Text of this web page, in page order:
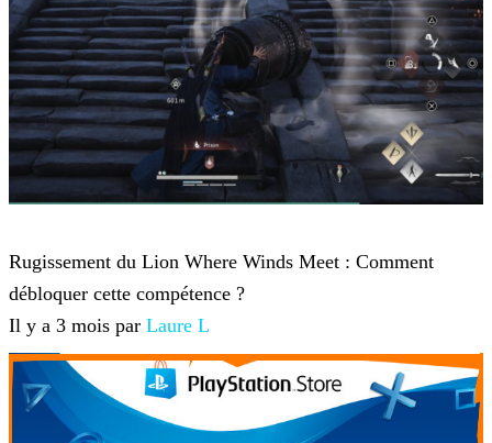
Rugissement du Lion Where Winds Meet : Comment
débloquer cette compétence ?
Il y a 3 mois par Laure L